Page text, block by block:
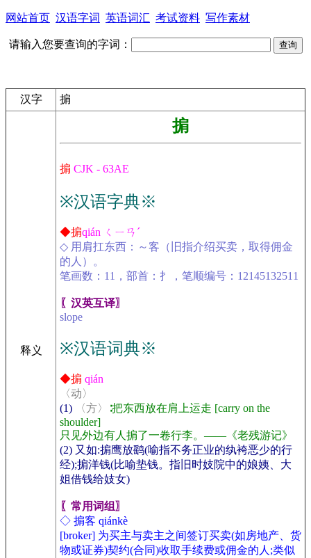
网站首页 汉语字词 英语词汇 考试资料 写作素材
请输入您要查询的字词：
汉字 掮
释义
掮
掮 CJK - 63AE
※汉语字典※
◆掮qián ㄑㄧㄢˊ
◇ 用肩扛东西：～客（旧指介绍买卖，取得佣金
的人）。
笔画数：11，部首：扌，笔顺编号：12145132511
〖汉英互译〗
slope
※汉语词典※
◆掮 qián
〈动〉
(1)
〈方〉
∶把东西放在肩上运走 [carry on the
shoulder]
只见外边有人掮了一卷行李。——《老残游记》
(2) 又如:掮鹰放鹞(喻指不务正业的纨袴恶少的行
经);掮洋钱(比喻垫钱。指旧时妓院中的娘姨、大
姐借钱给妓女)
〖常用词组〗
◇ 掮客 qiánkè
[broker] 为买主与卖主之间签订买卖(如房地产、货
物或证券)契约(合同)收取手续费或佣金的人;类似